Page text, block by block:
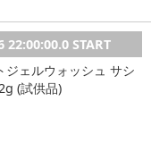
22:00:00.0 START
ジェルウォッシュ サシ
(試供品)